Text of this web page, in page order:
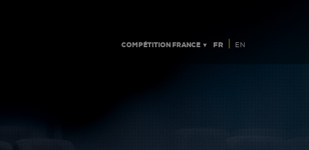
COMPÉTITION FRANCE ▼ FR | EN